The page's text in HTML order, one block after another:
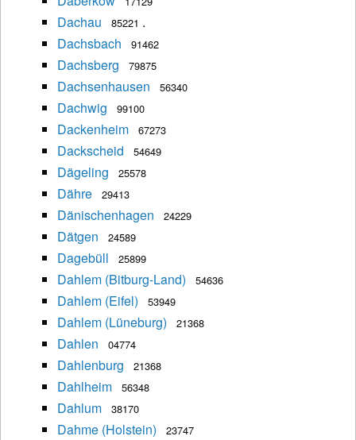
Dachau 85221 .
Dachsbach
91462
Dachsberg 79875
Dachsenhausen 56340
Dachwig 99100
Dackenheim 67273
Dackscheid 54649
Dägeling 25578
Dähre 29413
Dänischenhagen 24229
Dätgen 24589
Dagebüll 25899
Dahlem (Bitburg-Land) 54636
Dahlem (Eifel) 53949
Dahlem (Lüneburg) 21368
Dahlen 04774
Dahlenburg 21368
Dahlheim 56348
Dahlum 38170
Dahme (Holstein) 23747